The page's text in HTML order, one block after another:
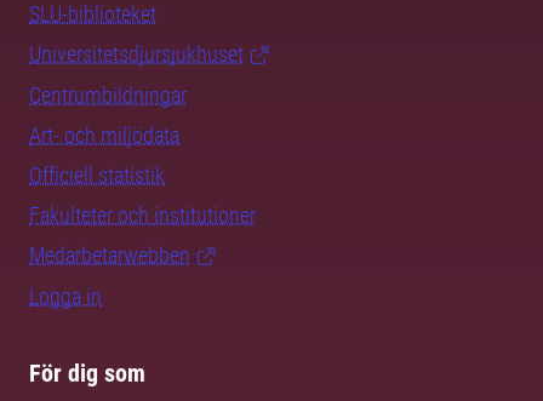
SLU-biblioteket
Universitetsdjursjukhuset
Centrumbildningar
Art- och miljödata
Officiell statistik
Fakulteter och institutioner
Medarbetarwebben
Logga in
För dig som